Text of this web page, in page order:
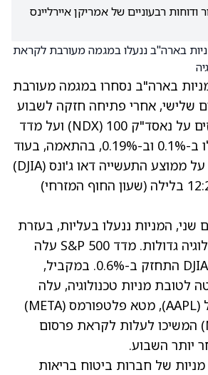
ודוחות רבעוניים של אמריקן איירליינס
בארה"ב נסחרו במגמה מעורבת
שלישי, אחרי פתיחה חזקה לשבוע
עמוס בדוחות. החוזים על נאסד"ק 100 (NDX) ועל מדד
S&P 500 (SPX) עלו ב-0.1% וב-0.19%, בהתאמה, בעוד
שהחוזים העתידיים על ממוצע התעשייה דאו ג'ונס (DJIA)
ירדו ב-0.12% ב-12:25 בלילה (שעון החוף המזרחי)
המניות ננעלו בעליות, בעזרת
עליות במניות טכנולוגיה גדולות. מדד S&P 500 עלה
ב-0.5%, בעוד שה-DJIA התחזק ב-0.6%. במקביל,
לטובת מניות טכנולוגיה, עלה
(AAPL) , מטא פלטפורמס (META)
המשיכו לעלות לקראת פרסום
יותר השבוע.
של חברות ביטוח בריאות